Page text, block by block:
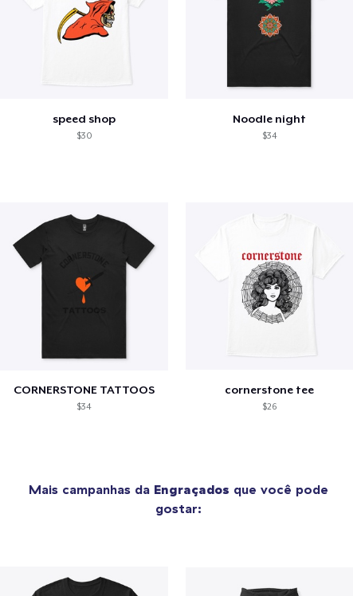
speed shop
$30
Noodle night
$34
CORNERSTONE TATTOOS
$34
cornerstone tee
$26
Mais campanhas da Engraçados que você pode
gostar: